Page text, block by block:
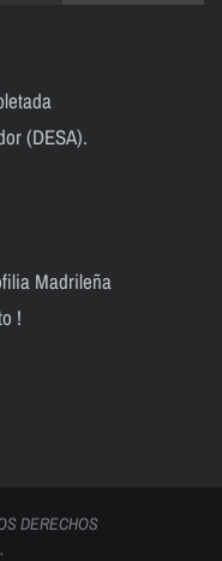
(DESA).
Madrileña
!
DERECHOS